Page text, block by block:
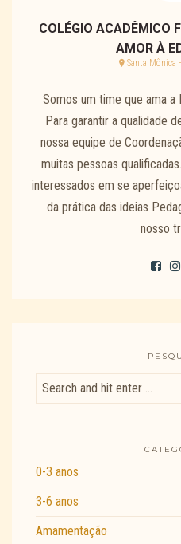
COLÉGIO ACADÊMICO
AMOR À
Santa Mônica
Somos um time que ama a
Para garantir a qualidade
nossa equipe de
muitas pessoas
interessados em se
da prática das ideias
nosso
0-3 anos
3-6 anos
Amamentação